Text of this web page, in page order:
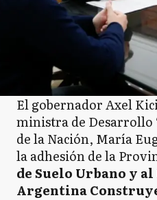
El gobernador Axel
ministra de
de la Nación, María
la adhesión de la
de Suelo Urbano y
Argentina